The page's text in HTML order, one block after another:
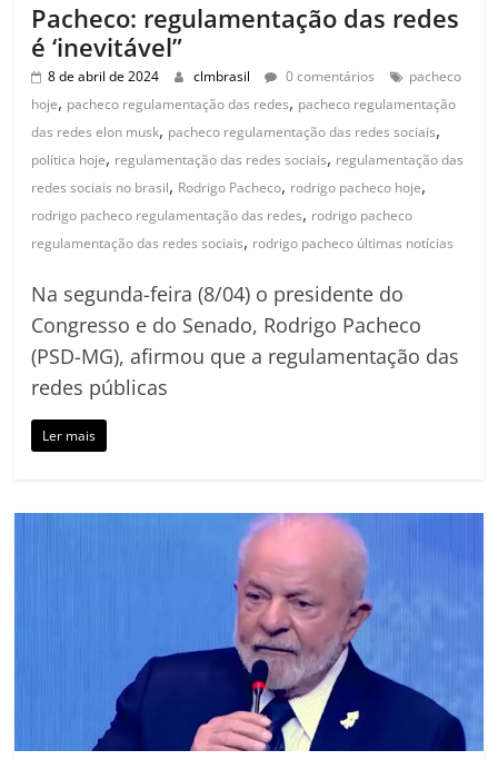
Pacheco: regulamentação das redes
é ‘inevitável”
8 de abril de 2024 clmbrasil 0 comentários
pacheco
hoje, pacheco regulamentação das redes, pacheco regulamentação
das redes elon musk, pacheco regulamentação das redes sociais,
política hoje, regulamentação das redes sociais, regulamentação das
redes sociais no brasil, Rodrigo Pacheco, rodrigo pacheco hoje,
rodrigo pacheco regulamentação das redes, rodrigo pacheco
regulamentação das redes sociais, rodrigo pacheco últimas notícias
Na segunda-feira (8/04) o presidente do
Congresso e do Senado, Rodrigo Pacheco
(PSD-MG), afirmou que a regulamentação das
redes públicas
Ler mais